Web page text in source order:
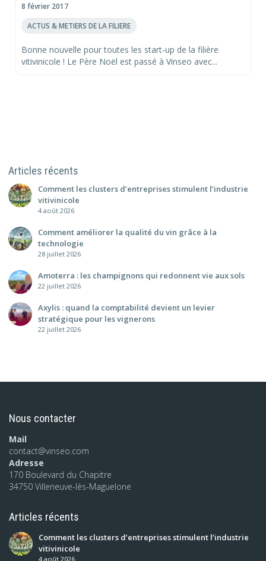
8 février 2017
ACTUS & METIERS DE LA FILIERE
Bonne nouvelle pour toutes les start-up de la filière
vitivinicole ! Le Père Noël est passé à Vinseo avec...
Articles récents
Comment les clusters d’entreprises stimulent l’industrie
vitivinicole
4 août 2026
Comment améliorer la qualité du vin grâce à la
technologie
28 juillet 2026
Amoterra : les champignons qui redonnent vie aux sols
22 juillet 2026
Axylis : quand la comptabilité devient un levier
stratégique pour les vignerons
22 juillet 2026
Nous contacter
Mail
contact@vinseo.com
Adresse
170 Boulevard du Chapitre
34750 Villeneuve-lès-Maguelone
Articles récents
Comment les clusters d’entreprises stimulent l’industrie
vitivinicole
4 août 2026